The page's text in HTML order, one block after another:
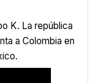
K. La república
a Colombia en